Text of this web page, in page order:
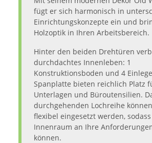
fügt er sich harmonisch in
Einrichtungskonzepte ein und
Holzoptik in Ihren Arbeitsbereich.
Hinter den beiden Drehtüren
durchdachtes Innenleben: 1
Konstruktionsboden und 4
Spanplatte bieten reichlich Platz
Unterlagen und Büroutensilien.
durchgehenden Lochreihe
flexibel eingesetzt werden,
Innenraum an Ihre
können.